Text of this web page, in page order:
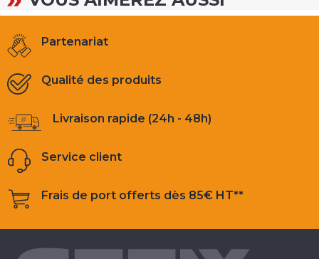
Partenariat
Qualité des produits
Livraison rapide (24h - 48h)
Service client
Frais de port offerts dès 85€ HT**